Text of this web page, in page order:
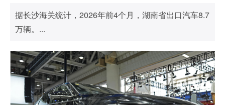
据长沙海关统计，2026年前4个月，湖南省出口汽车8.7
万辆。...